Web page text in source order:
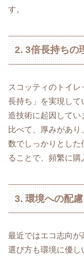
す。
2. 3倍長持ちの
スコッティのトイ
長持ち」を実現して
造技術に起因してい
比べて、厚みがあ
数でしっかりとした
ることで、頻繁に購
3. 環境への配慮
最近ではエコ志向が
選び方も環境に優し